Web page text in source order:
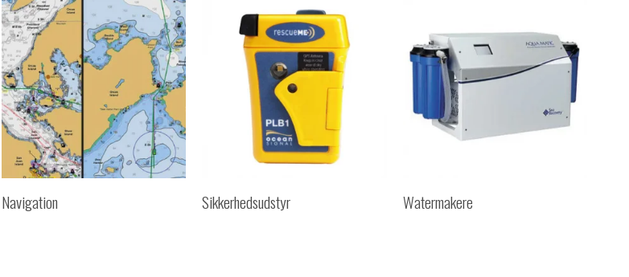
Navigation Sikkerhedsudstyr Watermakere